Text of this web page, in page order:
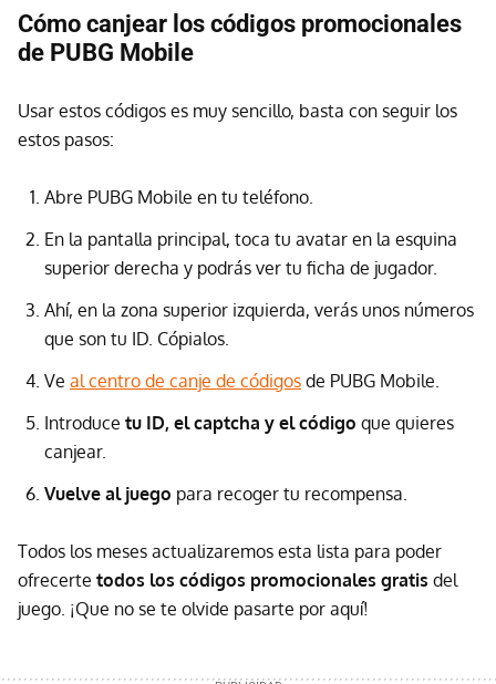
Cómo canjear los códigos promocionales
de PUBG Mobile
Usar estos códigos es muy sencillo, basta con seguir los
estos pasos:
Abre PUBG Mobile en tu teléfono.
En la pantalla principal, toca tu avatar en la esquina
superior derecha y podrás ver tu ficha de jugador.
Ahí, en la zona superior izquierda, verás unos números
que son tu ID. Cópialos.
Ve al centro de canje de códigos de PUBG Mobile.
Introduce tu ID, el captcha y el código que quieres
canjear.
Vuelve al juego para recoger tu recompensa.
Todos los meses actualizaremos esta lista para poder
ofrecerte todos los códigos promocionales gratis del
juego. ¡Que no se te olvide pasarte por aquí!